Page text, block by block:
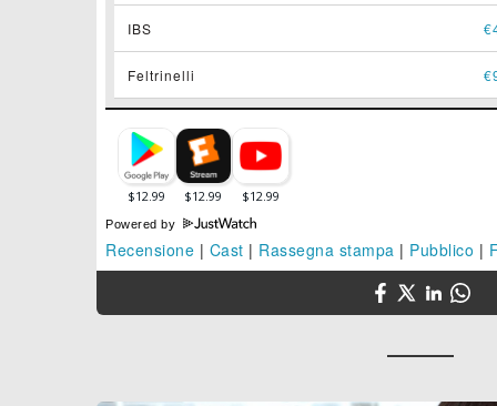
IBS
Feltrinelli
Powered by
Recensione | Cast | Rassegna stampa | Pubblico |